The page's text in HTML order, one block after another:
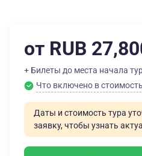
от RUB
+ Билеты до места начала
Что включено в
Даты и стоимость тура
заявку, чтобы узнать